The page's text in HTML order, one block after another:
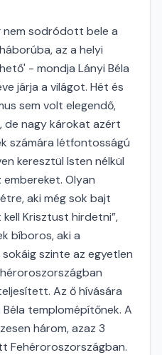
nem sodródott bele a
az a helyi
- mondja Lányi Béla
járja a világot. Hét és
sem volt elegendő,
de nagy károkat azért
számára létfontosságú
keresztül Isten nélkül
Olyan
aki még sok bajt
Krisztust hirdetni”,
bíboros, aki a
szinte az egyetlen
Az ő hívására
templomépítőnek. A
három, azaz 3
Fehéroroszországban.